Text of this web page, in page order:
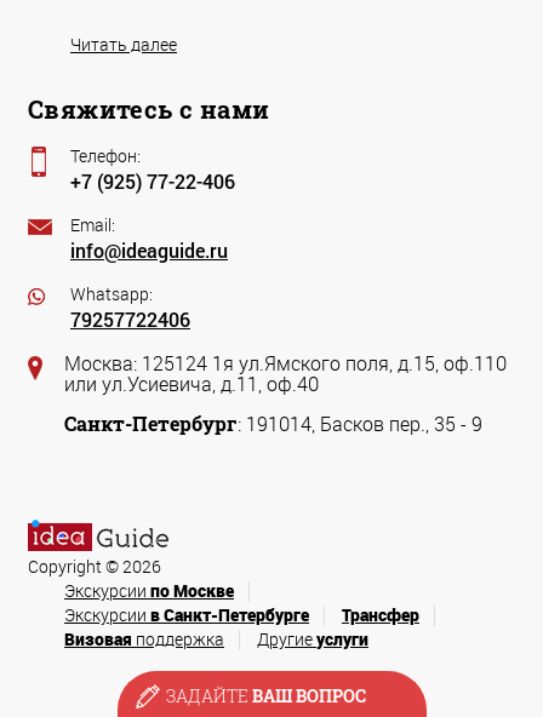
Читать далее
Свяжитесь с нами
Телефон:
+7 (925) 77-22-406
Email:
info@ideaguide.ru
Whatsapp:
79257722406
Москва: 125124 1я ул.Ямского поля, д.15, оф.110
или ул.Усиевича, д.11, оф.40
Санкт-Петербург: 191014, Басков пер., 35 - 9
Copyright © 2026
Экскурсии по Москве
Экскурсии в Санкт-Петербурге
Трансфер
Визовая поддержка Другиеуслуги
ЗАДАЙТЕ ВАШ ВОПРОС